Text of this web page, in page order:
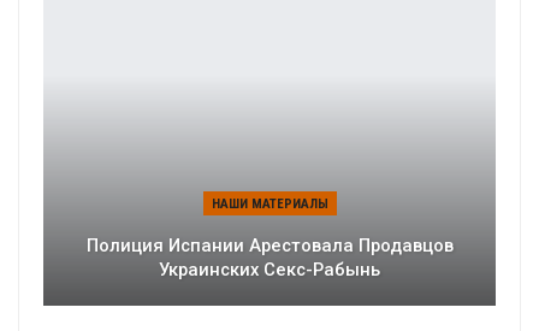
НАШИ МАТЕРИАЛЫ
Полиция Испании Арестовала Продавцов
Украинских Секс-Рабынь